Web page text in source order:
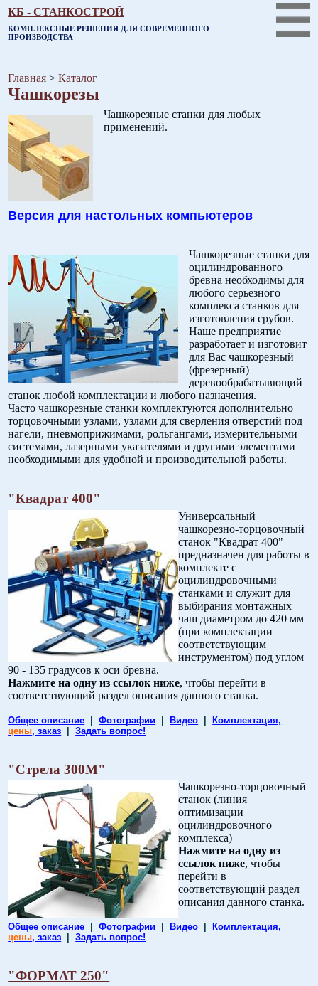
КБ - СТАНКОСТРОЙ
КОМПЛЕКСНЫЕ РЕШЕНИЯ ДЛЯ СОВРЕМЕННОГО
ПРОИЗВОДСТВА
Главная >Каталог
Чашкорезы
Чашкорезные станки для любых
применений.
Версия для настольных компьютеров
Чашкорезные станки для
оцилиндрованного
бревна необходимы для
любого серьезного
комплекса станков для
изготовления срубов.
Наше предприятие
разработает и изготовит
для Вас чашкорезный
(фрезерный)
деревообрабатывющий
станок любой комплектации и любого назначения.
Часто чашкорезные станки комплектуются дополнительно
торцовочными узлами, узлами для сверления отверстий под
нагели, пневмоприжимами, рольгангами, измерительными
системами, лазерными указателями и другими элементами
необходимыми для удобной и производительной работы.
"Квадрат 400"
Универсальный
чашкорезно-торцовочный
станок "Квадрат 400"
предназначен для работы в
комплекте с
оцилиндровочными
станками и служит для
выбирания монтажных
чаш диаметром до 420 мм
(при комплектации
соответствующим
инструментом) под углом
90 - 135 градусов к оси бревна.
Нажмите на одну из ссылок ниже, чтобы перейти в
соответствующий раздел описания данного станка.
Общее описание |Фотографии Видео
Комплектация,
цены, заказ |Задать вопрос!
"Стрела 300М"
Чашкорезно-торцовочный
станок (линия
оптимизации
оцилиндровочного
комплекса)
Нажмите на одну из
ссылок ниже, чтобы
перейти в
соответствующий раздел
описания данного станка.
Общее описание |Фотографии Видео
Комплектация,
цены, заказ |Задать вопрос!
"ФОРМАТ 250"